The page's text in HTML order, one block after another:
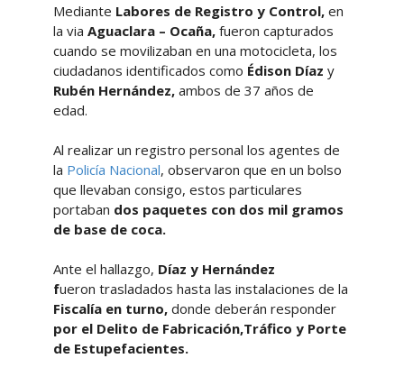
Mediante Labores de Registro y Control, en
la via Aguaclara – Ocaña, fueron capturados
cuando se movilizaban en una motocicleta, los
ciudadanos identificados como Édison Díaz y
Rubén Hernández,ambos de 37 años de
edad.
Al realizar un registro personal los agentes de
la Policía Nacional, observaron que en un bolso
que llevaban consigo, estos particulares
portaban dos paquetes con dos mil gramos
de base de coca.
Ante el hallazgo, Díaz y Hernández
fueron trasladados hasta las instalaciones de la
Fiscalía en turno, donde deberán responder
por el Delito de Fabricación,Tráfico y Porte
de Estupefacientes.